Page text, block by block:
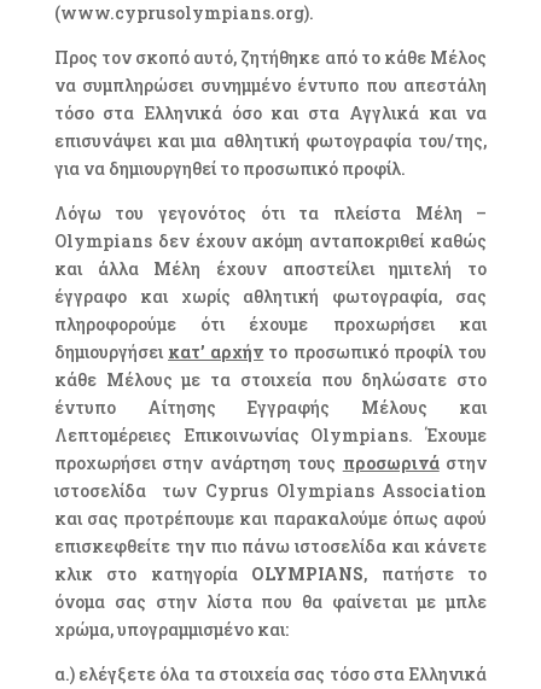
(www.cyprusolympians.org).
Προς τον σκοπό αυτό, ζητήθηκε από το κάθε Μέλος
να συμπληρώσει συνημμένο έντυπο που απεστάλη
τόσο στα Ελληνικά όσο και στα Αγγλικά και να
επισυνάψει και μια αθλητική φωτογραφία του/της,
για να δημιουργηθεί το προσωπικό προφίλ.
Λόγω του γεγονότος ότι τα πλείστα Μέλη –
Olympians δεν έχουν ακόμη ανταποκριθεί καθώς
και άλλα Μέλη έχουν αποστείλει ημιτελή το
έγγραφο και χωρίς αθλητική φωτογραφία, σας
πληροφορούμε ότι έχουμε προχωρήσει και
δημιουργήσει κατ’ αρχήν το προσωπικό προφίλ του
κάθε Μέλους με τα στοιχεία που δηλώσατε στο
έντυπο Αίτησης Εγγραφής Μέλους και
Λεπτομέρειες Επικοινωνίας Olympians. Έχουμε
προχωρήσει στην ανάρτηση τους προσωρινάστην
ιστοσελίδα των Cyprus Olympians Association
και σας προτρέπουμε και παρακαλούμε όπως αφού
επισκεφθείτε την πιο πάνω ιστοσελίδα και κάνετε
κλικ στο κατηγορία OLYMPIANS, πατήστε το
όνομα σας στην λίστα που θα φαίνεται με μπλε
χρώμα, υπογραμμισμένο και:
α.) ελέγξετε όλα τα στοιχεία σας τόσο στα Ελληνικά